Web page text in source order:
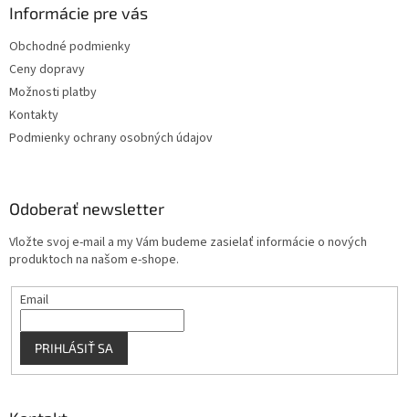
p
Informácie pre vás
Obchodné podmienky
Ceny dopravy
Možnosti platby
Kontakty
Podmienky ochrany osobných údajov
Odoberať newsletter
Vložte svoj e-mail a my Vám budeme zasielať informácie o nových
produktoch na našom e-shope.
Email
PRIHLÁSIŤ SA